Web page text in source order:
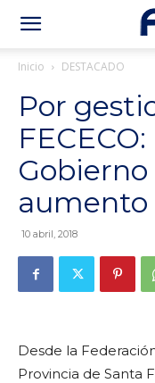
Inicio DESTACADO
Por
aumento
10 abril, 2018
Desde la
Provincia de Santa